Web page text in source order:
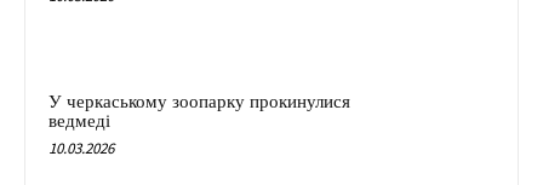
У черкаському зоопарку прокинулися
ведмеді
10.03.2026